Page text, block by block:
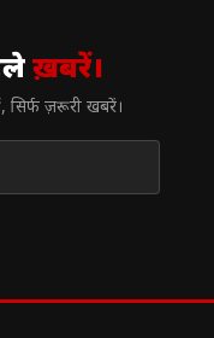
ख़बरें।
ज़रूरी खबरें।